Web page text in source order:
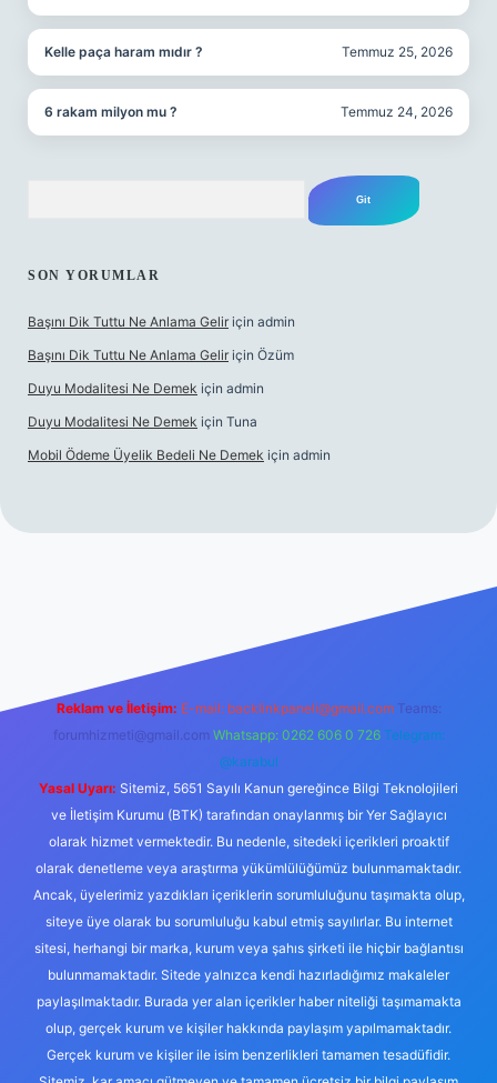
Kelle paça haram mıdır ? Temmuz 25, 2026
6 rakam milyon mu ? Temmuz 24, 2026
SON YORUMLAR
Başını Dik Tuttu Ne Anlama Gelir için admin
Başını Dik Tuttu Ne Anlama Gelir için Özüm
Duyu Modalitesi Ne Demek için admin
Duyu Modalitesi Ne Demek için Tuna
Mobil Ödeme Üyelik Bedeli Ne Demek için admin
Reklam ve İletişim: E-mail: backlinkpaneli@gmail.com Teams:
forumhizmeti@gmail.com Whatsapp: 0262 606 0 726 Telegram:
@karabul
Yasal Uyarı: Sitemiz, 5651 Sayılı Kanun gereğince Bilgi Teknolojileri
ve İletişim Kurumu (BTK) tarafından onaylanmış bir Yer Sağlayıcı
olarak hizmet vermektedir. Bu nedenle, sitedeki içerikleri proaktif
olarak denetleme veya araştırma yükümlülüğümüz bulunmamaktadır.
Ancak, üyelerimiz yazdıkları içeriklerin sorumluluğunu taşımakta olup,
siteye üye olarak bu sorumluluğu kabul etmiş sayılırlar. Bu internet
sitesi, herhangi bir marka, kurum veya şahıs şirketi ile hiçbir bağlantısı
bulunmamaktadır. Sitede yalnızca kendi hazırladığımız makaleler
paylaşılmaktadır. Burada yer alan içerikler haber niteliği taşımamakta
olup, gerçek kurum ve kişiler hakkında paylaşım yapılmamaktadır.
Gerçek kurum ve kişiler ile isim benzerlikleri tamamen tesadüfidir.